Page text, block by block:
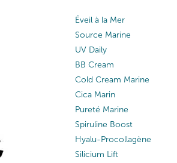
Éveil à la Mer
Source Marine
UV Daily
BB Cream
Cold Cream Marine
Cica Marin
Pureté Marine
Spiruline Boost
Hyalu-Procollagène
Silicium Lift